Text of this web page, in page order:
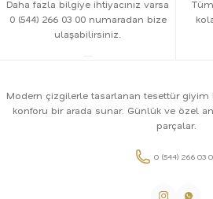
Daha fazla bilgiye ihtiyacınız varsa
0 (544) 266 03 00 numaradan bize
ulaşabilirsiniz.
Modern çizgilerle tasarlanan tesettür giyim
konforu bir arada sunar. Günlük ve özel
parçalar.
0 (544) 266 03